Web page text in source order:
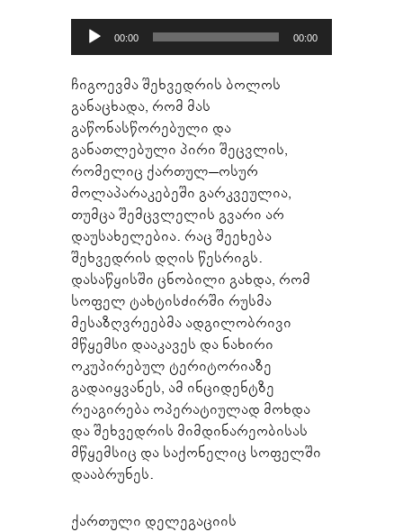
აუდიო
დამკვრელი
00:00 00:00
ჩიგოევმა შეხვედრის ბოლოს
განაცხადა, რომ მას
გაწონასწორებული და
განათლებული პირი შეცვლის,
რომელიც ქართულ–ოსურ
მოლაპარაკებეში გარკვეულია,
თუმცა შემცვლელის გვარი არ
დაუსახელებია. რაც შეეხება
შეხვედრის დღის წესრიგს.
დასაწყისში ცნობილი გახდა, რომ
სოფელ ტახტისძირში რუსმა
მესაზღვრეებმა ადგილობრივი
მწყემსი დააკავეს და ნახირი
ოკუპირებულ ტერიტორიაზე
გადაიყვანეს, ამ ინციდენტზე
რეაგირება ოპერატიულად მოხდა
და შეხვედრის მიმდინარეობისას
მწყემსიც და საქონელიც სოფელში
დააბრუნეს.
ქართული დელეგაციის